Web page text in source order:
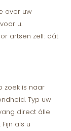
over uw
u.
artsen zelf: dát
zoek is naar
Typ uw
direct álle
als u